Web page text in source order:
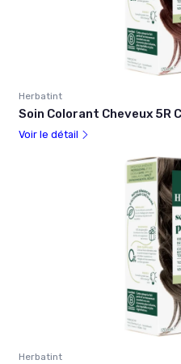
Herbatint
Soin Colorant Cheveux 5R
Voir le détail
Herbatint